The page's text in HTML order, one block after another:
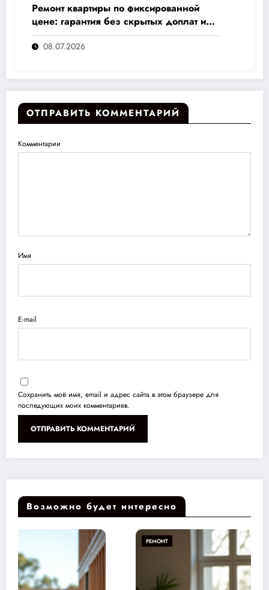
Ремонт квартиры по фиксированной
цене: гарантия без скрытых доплат и
переплат
08.07.2026
ОТПРАВИТЬ КОММЕНТАРИЙ
Комментарии
Имя
E-mail
Сохранить моё имя, email и адрес сайта в этом браузере для
последующих моих комментариев.
Возможно будет интересно